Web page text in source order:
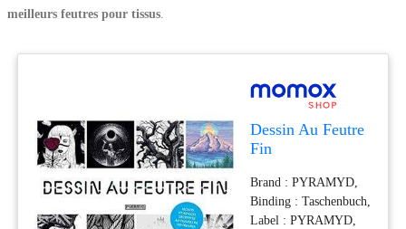
meilleurs feutres pour tissus
Dessin Au Feutre
Fin
Brand : PYRAMYD,
Binding : Taschenbuch,
Label : PYRAMYD,